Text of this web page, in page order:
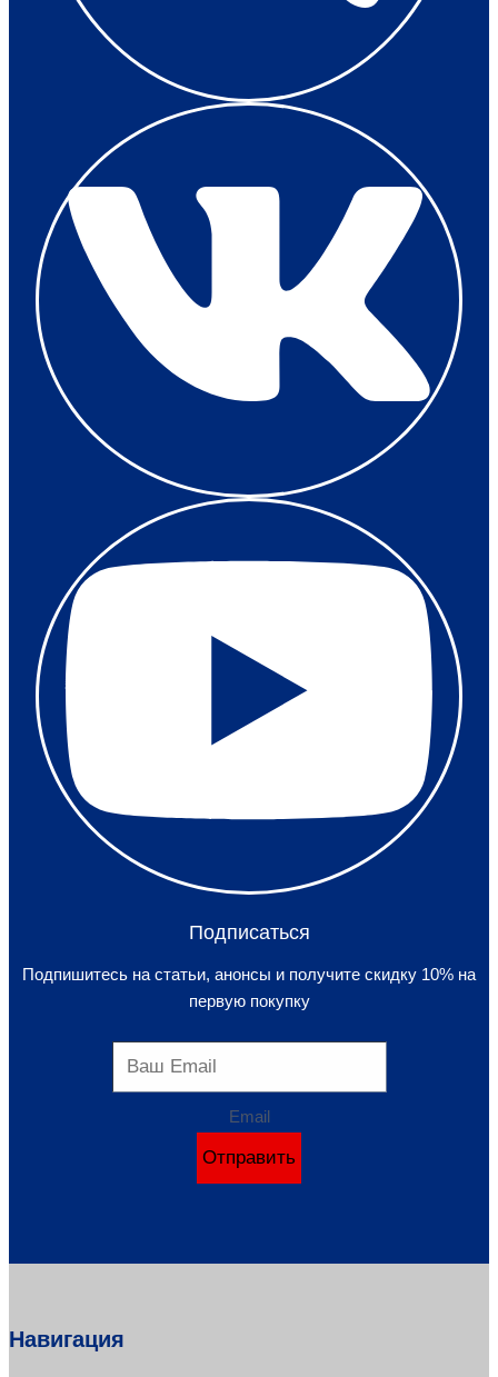
Подписаться
Подпишитесь на статьи, анонсы и получите скидку 10% на
первую покупку
Email
Отправить
Навигация